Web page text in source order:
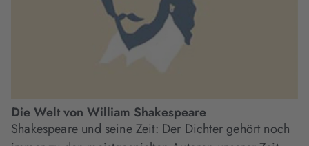
Die Welt von William Shakespeare
Shakespeare und seine Zeit: Der Dichter gehört noch